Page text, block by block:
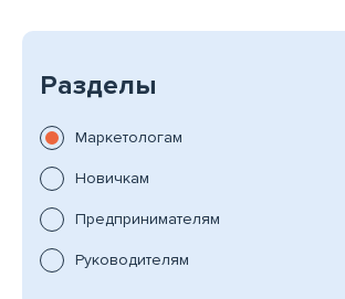
Разделы
Маркетологам
Новичкам
Предпринимателям
Руководителям